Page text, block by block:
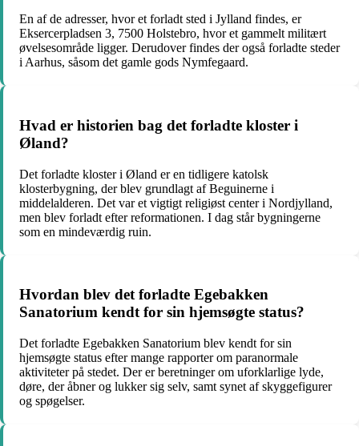
En af de adresser, hvor et forladt sted i Jylland findes, er
Eksercerpladsen 3, 7500 Holstebro, hvor et gammelt militært
øvelsesområde ligger. Derudover findes der også forladte steder
i Aarhus, såsom det gamle gods Nymfegaard.
Hvad er historien bag det forladte kloster i
Øland?
Det forladte kloster i Øland er en tidligere katolsk
klosterbygning, der blev grundlagt af Beguinerne i
middelalderen. Det var et vigtigt religiøst center i Nordjylland,
men blev forladt efter reformationen. I dag står bygningerne
som en mindeværdig ruin.
Hvordan blev det forladte Egebakken
Sanatorium kendt for sin hjemsøgte status?
Det forladte Egebakken Sanatorium blev kendt for sin
hjemsøgte status efter mange rapporter om paranormale
aktiviteter på stedet. Der er beretninger om uforklarlige lyde,
døre, der åbner og lukker sig selv, samt synet af skyggefigurer
og spøgelser.